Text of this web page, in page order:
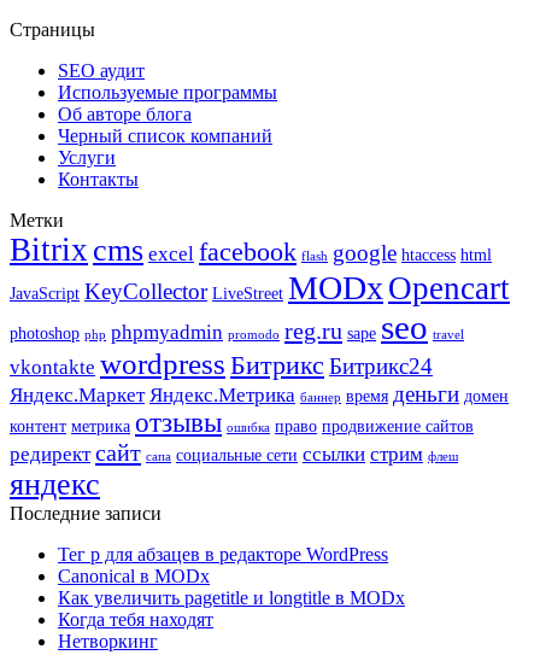
Страницы
SEO аудит
Используемые программы
Об авторе блога
Черный список компаний
Услуги
Контакты
Метки
Bitrix cms excel facebook flash google htaccess html
JavaScript KeyCollector LiveStreet MODx Opencart
photoshop php phpmyadmin promodo reg.ru sape seo travel
vkontakte wordpress Битрикс Битрикс24
Яндекс.Маркет Яндекс.Метрика баннер время деньги домен
контент метрика отзывы ошибка право продвижение сайтов
редирект сайт сапа социальные сети ссылки стрим флеш
яндекс
Последние записи
Тег p для абзацев в редакторе WordPress
Canonical в MODx
Как увеличить pagetitle и longtitle в MODx
Когда тебя находят
Нетворкинг